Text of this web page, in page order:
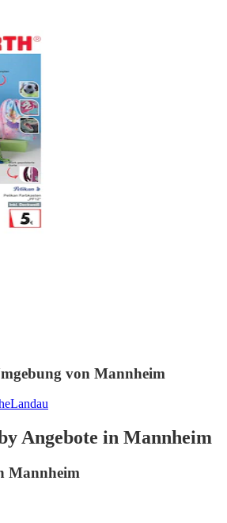
von Mannheim
Landau
Angebote in Mannheim
Mannheim